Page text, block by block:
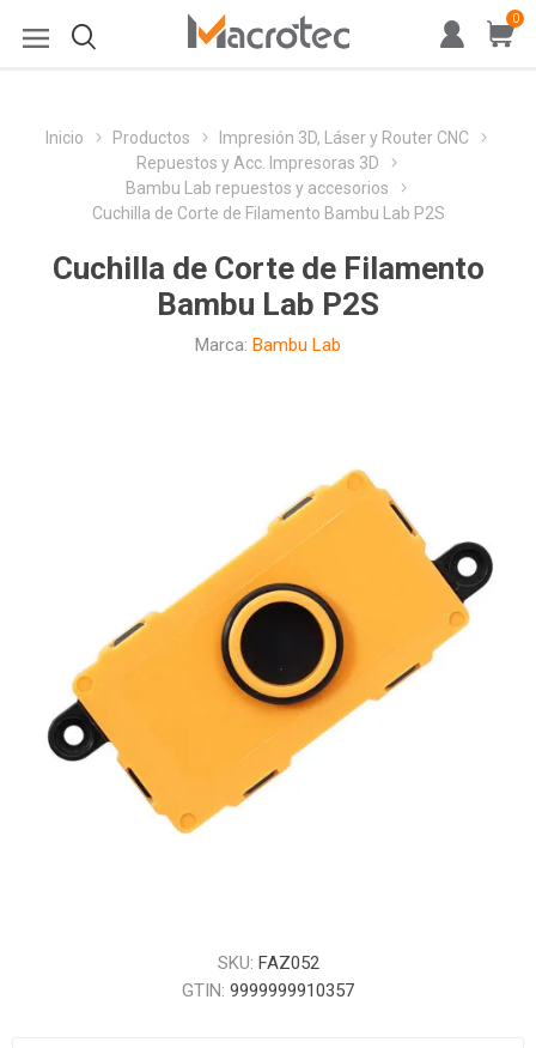
0
Inicio Productos
Impresión 3D, Láser y Router CNC
Repuestos y Acc. Impresoras 3D
Bambu Lab repuestos y accesorios
Cuchilla de Corte de Filamento Bambu Lab P2S
Cuchilla de Corte de Filamento
Bambu Lab P2S
Marca: Bambu Lab
SKU: FAZ052
GTIN: 9999999910357